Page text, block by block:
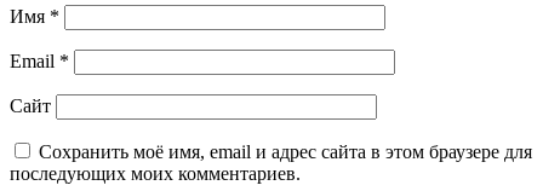
Имя *
Email *
Сайт
Сохранить моё имя, email и адрес сайта в этом браузере для
последующих моих комментариев.